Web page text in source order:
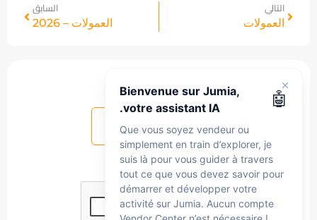
التالي
العمولات
السابق
العمولات – 2026
هل هذا المقال مفيد ؟
نعم لا
🤖
Bienvenue sur Jumia,
votre assistant IA.
Que vous soyez vendeur ou
simplement en train d’explorer, je
suis là pour vous guider à travers
tout ce que vous devez savoir pour
démarrer et développer votre
activité sur Jumia. Aucun compte